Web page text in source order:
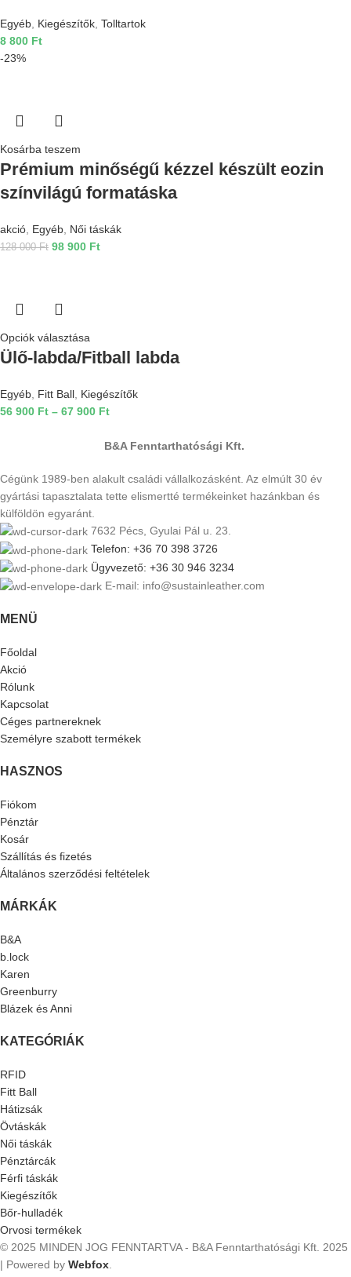
Egyéb Kiegészítők Tolltartok
8 800 Ft
-23%
Kosárba teszem
Prémium minőségű kézzel készült eozin
színvilágú formatáska
akció Egyéb Női táskák
128 000Ft 98 900 Ft
Opciók választása
Ülő-labda/Fitball labda
Egyéb Fitt Ball Kiegészítők
56 900 Ft – 67 900 Ft
B&A Fenntarthatósági Kft.
Cégünk 1989-ben alakult családi vállalkozásként. Az elmúlt 30 év
gyártási tapasztalata tette elismertté termékeinket hazánkban és
külföldön egyaránt.
7632 Pécs, Gyulai Pál u. 23.
Telefon: +36 70 398 3726
Ügyvezető: +36 30 946 3234
E-mail: info@sustainleather.com
MENÜ
Főoldal
Akció
Rólunk
Kapcsolat
Céges partnereknek
Személyre szabott termékek
HASZNOS
Fiókom
Pénztár
Kosár
Szállítás és fizetés
Általános szerződési feltételek
MÁRKÁK
B&A
b.lock
Karen
Greenburry
Blázek és Anni
KATEGÓRIÁK
RFID
Fitt Ball
Hátizsák
Övtáskák
Női táskák
Pénztárcák
Férfi táskák
Kiegészítők
Bőr-hulladék
Orvosi termékek
© 2025 MINDEN JOG FENNTARTVA - B&A Fenntarthatósági Kft. 2025
| Powered by Webfox.